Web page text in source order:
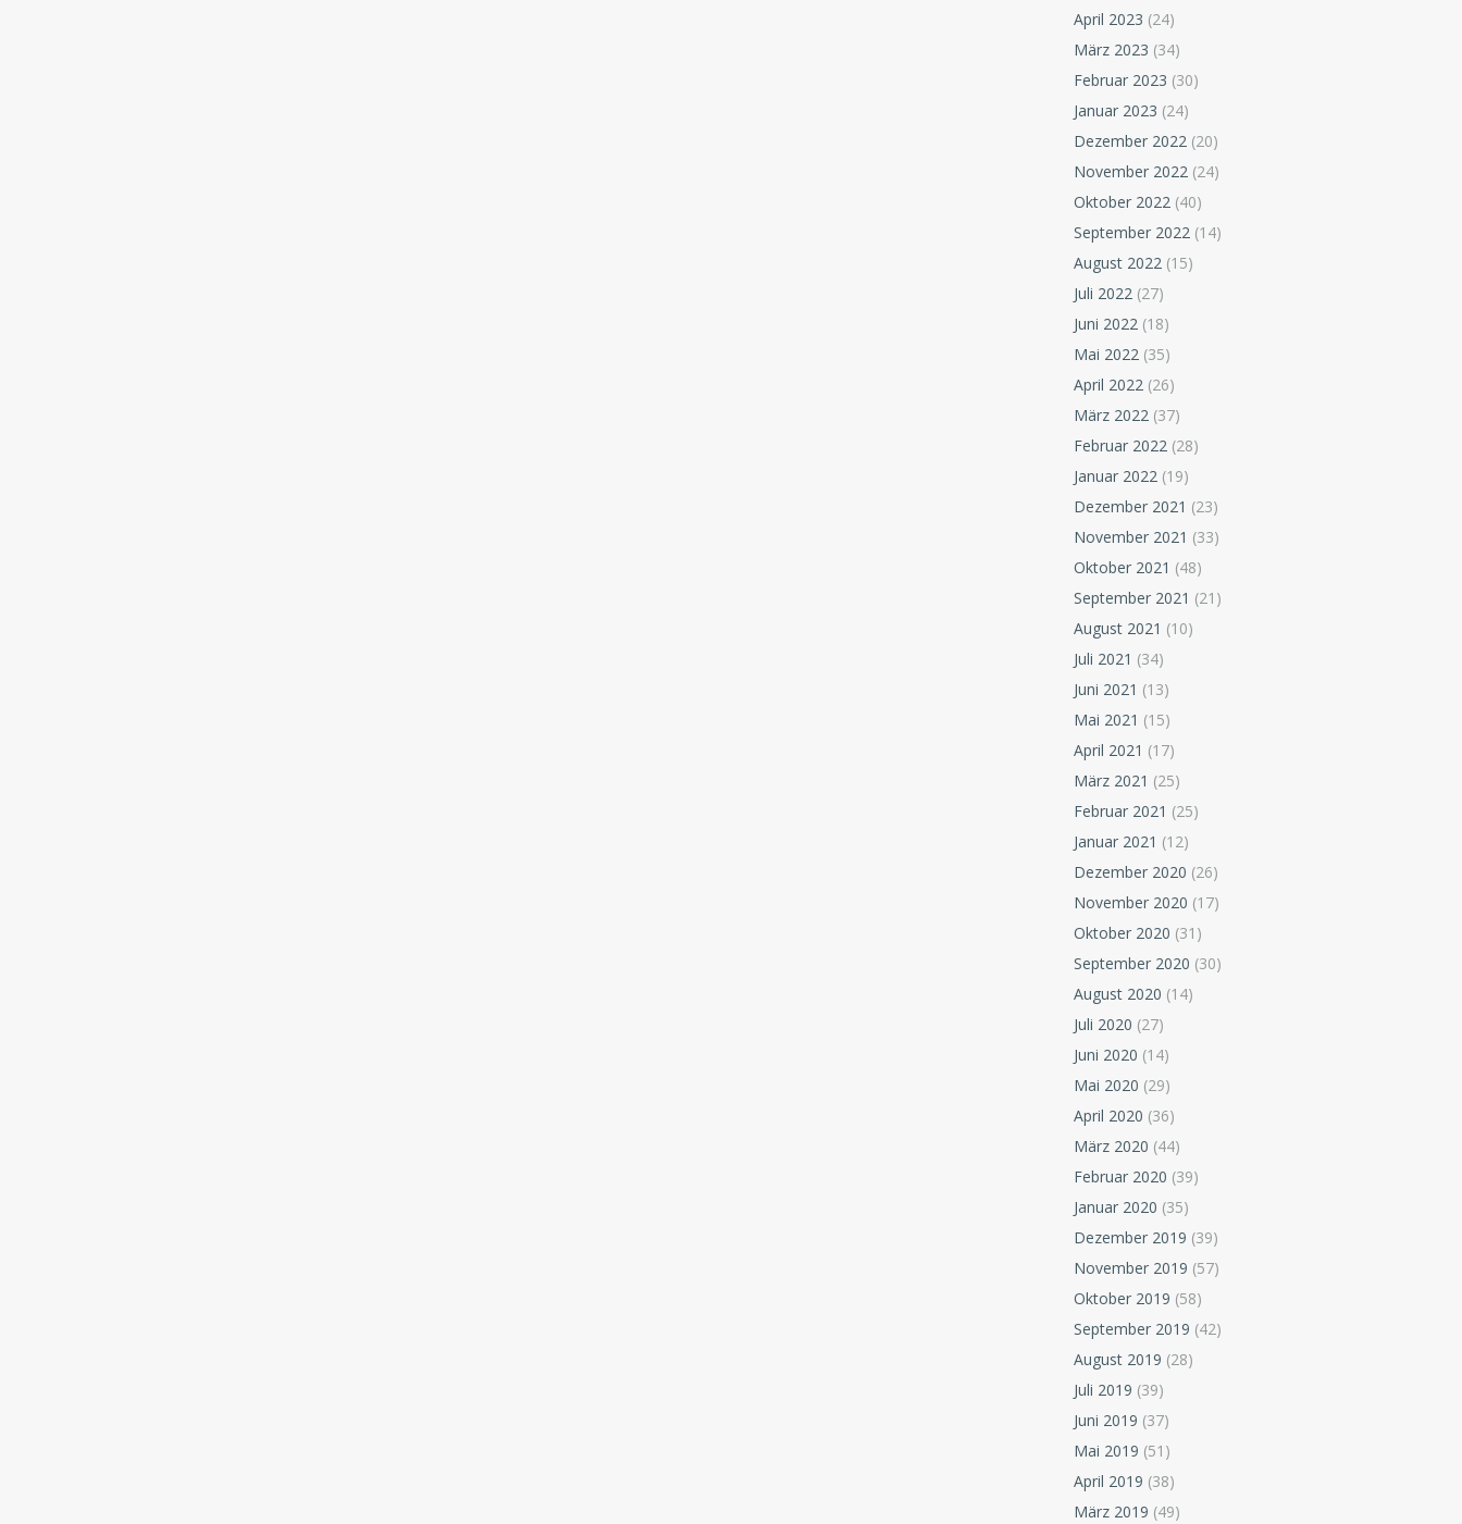
April 2023 (24)
März 2023 (34)
Februar 2023 (30)
Januar 2023 (24)
Dezember 2022 (20)
November 2022 (24)
Oktober 2022 (40)
September 2022 (14)
August 2022 (15)
Juli 2022 (27)
Juni 2022 (18)
Mai 2022 (35)
April 2022 (26)
März 2022 (37)
Februar 2022 (28)
Januar 2022 (19)
Dezember 2021 (23)
November 2021 (33)
Oktober 2021 (48)
September 2021 (21)
August 2021 (10)
Juli 2021 (34)
Juni 2021 (13)
Mai 2021 (15)
April 2021 (17)
März 2021 (25)
Februar 2021 (25)
Januar 2021 (12)
Dezember 2020 (26)
November 2020 (17)
Oktober 2020 (31)
September 2020 (30)
August 2020 (14)
Juli 2020 (27)
Juni 2020 (14)
Mai 2020 (29)
April 2020 (36)
März 2020 (44)
Februar 2020 (39)
Januar 2020 (35)
Dezember 2019 (39)
November 2019 (57)
Oktober 2019 (58)
September 2019 (42)
August 2019 (28)
Juli 2019 (39)
Juni 2019 (37)
Mai 2019 (51)
April 2019 (38)
März 2019 (49)